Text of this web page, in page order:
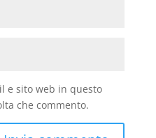
e sito web in questo
che commento.